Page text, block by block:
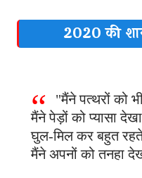
2020 की
"मैंने पत्थरों को
मैंने पेड़ों को प्यासा
घुल-मिल कर बहुत रहते
मैंने अपनों को तनहा